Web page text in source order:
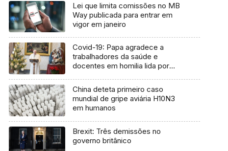
Lei que limita comissões no MB
Way publicada para entrar em
vigor em janeiro
Covid-19: Papa agradece a
trabalhadores da saúde e
docentes em homilia lida por
China deteta primeiro caso
mundial de gripe aviária H10N3
em humanos
Brexit: Três demissões no
governo britânico